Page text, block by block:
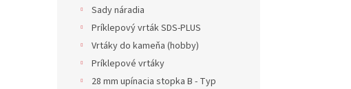
Sady náradia
Príklepový vrták SDS-PLUS
Vrtáky do kameňa (hobby)
Príklepové vrtáky
28 mm upínacia stopka B - Typ